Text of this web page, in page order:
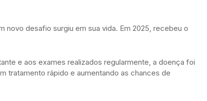
novo desafio surgiu em sua vida. Em 2025, recebeu o
e aos exames realizados regularmente, a doença foi
tratamento rápido e aumentando as chances de